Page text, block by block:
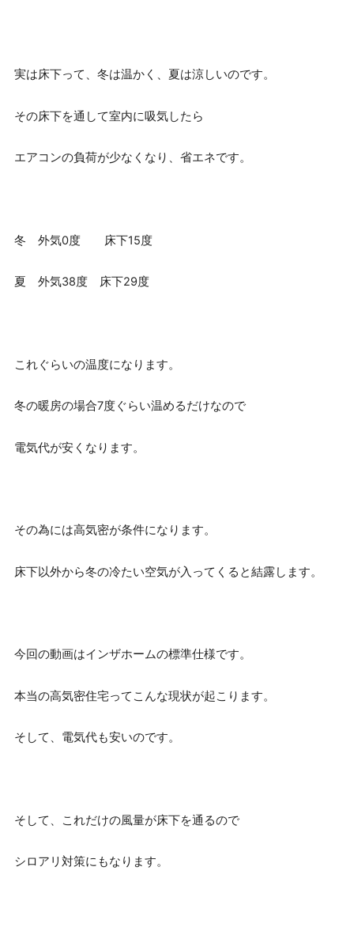
実は床下って、冬は温かく、夏は涼しいのです。
その床下を通して室内に吸気したら
エアコンの負荷が少なくなり、省エネです。
冬 外気0度 床下15度
夏 外気38度 床下29度
これぐらいの温度になります。
冬の暖房の場合7度ぐらい温めるだけなので
電気代が安くなります。
その為には高気密が条件になります。
床下以外から冬の冷たい空気が入ってくると結露します。
今回の動画はインザホームの標準仕様です。
本当の高気密住宅ってこんな現状が起こります。
そして、電気代も安いのです。
そして、これだけの風量が床下を通るので
シロアリ対策にもなります。